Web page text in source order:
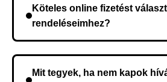
kerül, és ez az időtartam függ a
Köteles online fizetést
rendeléseimhez?
Mit tegyek, ha nem kapok